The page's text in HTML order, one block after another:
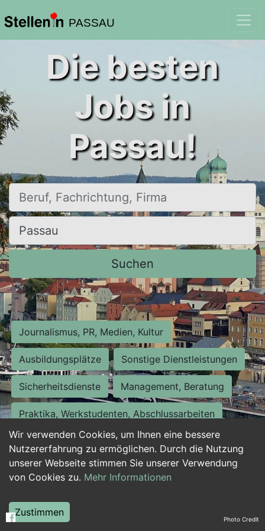
PASSAU
Wir verwenden Cookies, um Ihnen eine bessere
Nutzererfahrung zu ermöglichen. Durch die Nutzung
unserer Webseite stimmen Sie unserer Verwendung
von Cookies zu. Mehr Informationen
Zustimmen
Die besten
Jobs in
Passau!
Beruf, Fachrichtung, Firma
Ort, Stadt
Suchen
Journalismus, PR, Medien, Kultur
Ausbildungsplätze Sonstige Dienstleistungen
Sicherheitsdienste Management, Beratung
Praktika, Werkstudenten, Abschlussarbeiten
Personalwesen Assistenz, Sekretariat
Hilfskräfte, Aushilfs- und Nebenjobs
Weiterbildung, Studium, duale Ausbildung Photo Credit